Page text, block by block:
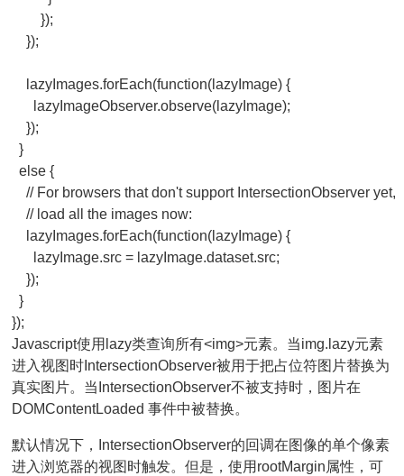
        });
    });
    lazyImages.forEach(function(lazyImage) {
      lazyImageObserver.observe(lazyImage);
    });
  }
  else {
    // For browsers that don't support IntersectionObserver yet,
    // load all the images now:
    lazyImages.forEach(function(lazyImage) {
      lazyImage.src = lazyImage.dataset.src;
    });
  }
Javascript使用 lazy类查询所有<img>元素。当img.lazy元素
进入视图时 IntersectionObserver被用于把占位符图片替换为
真实图片。当 IntersectionObserver不被支持时，图片在
DOMContentLoaded 事件中被替换。
默认情况下，IntersectionObserver的回调在图像的单个像素
进入浏览器的视图时触发。但是，使用rootMargin属性，可